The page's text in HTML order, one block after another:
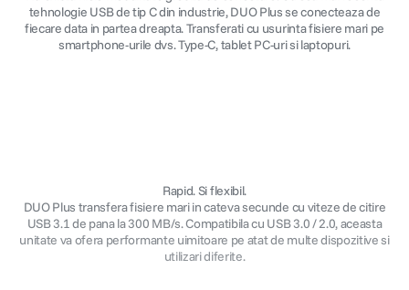
tehnologie USB de tip C din industrie, DUO Plus se conecteaza de
fiecare data in partea dreapta. Transferati cu usurinta fisiere mari pe
smartphone-urile dvs. Type-C, tablet PC-uri si laptopuri.
Rapid. Si flexibil.
DUO Plus transfera fisiere mari in cateva secunde cu viteze de citire
USB 3.1 de pana la 300 MB/s. Compatibila cu USB 3.0 / 2.0, aceasta
unitate va ofera performante uimitoare pe atat de multe dispozitive si
utilizari diferite.